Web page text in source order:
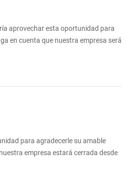
aprovechar esta oportunidad para
en cuenta que nuestra empresa será
de Primavera del Festival
procesará hasta el 8 de febrero, el
para agradecerle su amable
empresa estará cerrada desde
nacional y Mediados de otoño
hasta 7 de octubre Disculpe